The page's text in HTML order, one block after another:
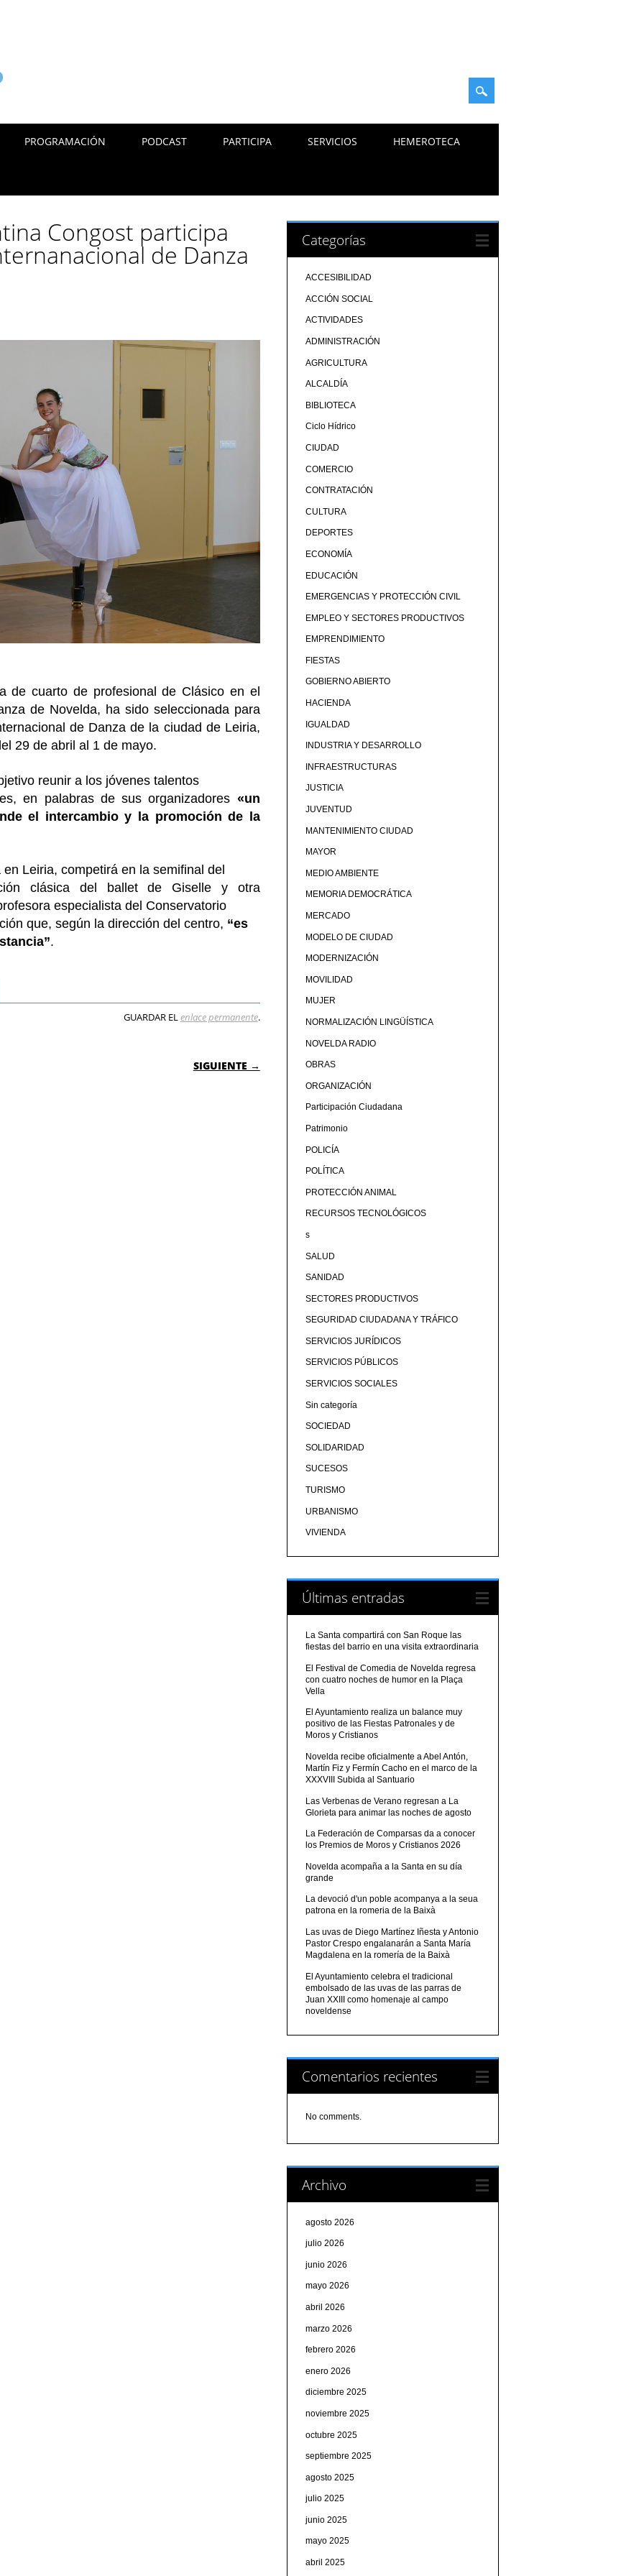
PROGRAMACIÓN PODCAST PARTICIPA SERVICIOS HEMEROTECA
Congost participa
de Danza
de cuarto de profesional de Clásico en el
de Novelda, ha sido seleccionada para
de Danza de la ciudad de Leiria,
29 de abril al 1 de mayo.
reunir a los jóvenes talentos
en palabras de sus organizadores «un
el intercambio y la promoción de la
Leiria, competirá en la semifinal del
clásica del ballet de Giselle y otra
especialista del Conservatorio
que, según la dirección del centro, “es
.
GUARDAR ELenlace permanente.
SIGUIENTE →
Categorías
ACCESIBILIDAD
ACCIÓN SOCIAL
ACTIVIDADES
ADMINISTRACIÓN
AGRICULTURA
ALCALDÍA
BIBLIOTECA
Ciclo Hídrico
CIUDAD
COMERCIO
CONTRATACIÓN
CULTURA
DEPORTES
ECONOMÍA
EDUCACIÓN
EMERGENCIAS Y PROTECCIÓN CIVIL
EMPLEO Y SECTORES PRODUCTIVOS
EMPRENDIMIENTO
FIESTAS
GOBIERNO ABIERTO
HACIENDA
IGUALDAD
INDUSTRIA Y DESARROLLO
INFRAESTRUCTURAS
JUSTICIA
JUVENTUD
MANTENIMIENTO CIUDAD
MAYOR
MEDIO AMBIENTE
MEMORIA DEMOCRÁTICA
MERCADO
MODELO DE CIUDAD
MODERNIZACIÓN
MOVILIDAD
MUJER
NORMALIZACIÓN LINGÜÍSTICA
NOVELDA RADIO
OBRAS
ORGANIZACIÓN
Participación Ciudadana
Patrimonio
POLICÍA
POLÍTICA
PROTECCIÓN ANIMAL
RECURSOS TECNOLÓGICOS
s
SALUD
SANIDAD
SECTORES PRODUCTIVOS
SEGURIDAD CIUDADANA Y TRÁFICO
SERVICIOS JURÍDICOS
SERVICIOS PÚBLICOS
SERVICIOS SOCIALES
Sin categoría
SOCIEDAD
SOLIDARIDAD
SUCESOS
TURISMO
URBANISMO
VIVIENDA
Últimas entradas
La Santa compartirá con San Roque las
fiestas del barrio en una visita extraordinaria
El Festival de Comedia de Novelda regresa
con cuatro noches de humor en la Plaça
Vella
El Ayuntamiento realiza un balance muy
positivo de las Fiestas Patronales y de
Moros y Cristianos
Novelda recibe oficialmente a Abel Antón,
Martín Fiz y Fermín Cacho en el marco de la
XXXVIII Subida al Santuario
Las Verbenas de Verano regresan a La
Glorieta para animar las noches de agosto
La Federación de Comparsas da a conocer
los Premios de Moros y Cristianos 2026
Novelda acompaña a la Santa en su día
grande
La devoció d'un poble acompanya a la seua
patrona en la romeria de la Baixà
Las uvas de Diego Martínez Iñesta y Antonio
Pastor Crespo engalanarán a Santa María
Magdalena en la romería de la Baixà
El Ayuntamiento celebra el tradicional
embolsado de las uvas de las parras de
Juan XXIII como homenaje al campo
noveldense
Comentarios recientes
No comments.
Archivo
agosto 2026
julio 2026
junio 2026
mayo 2026
abril 2026
marzo 2026
febrero 2026
enero 2026
diciembre 2025
noviembre 2025
octubre 2025
septiembre 2025
agosto 2025
julio 2025
junio 2025
mayo 2025
abril 2025